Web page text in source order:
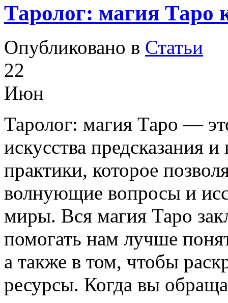
Таролог: магия Таро
Опубликовано в Статьи
22
Июн
Таролог: магия Таро —
искусства предсказания
практики, которое
волнующие вопросы и
миры. Вся магия Таро
помогать нам лучше
а также в том, чтобы
ресурсы. Когда вы